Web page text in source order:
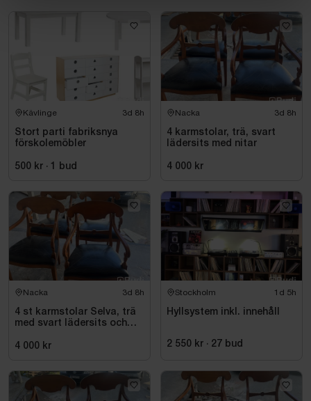
Kävlinge 3d 8h
Stort parti fabriksnya
förskolemöbler
500 kr · 1 bud
Nacka 3d 8h
4 karmstolar, trä, svart
lädersits med nitar
4 000 kr
Nacka 3d 8h
4 st karmstolar Selva, trä
med svart lädersits och
4 000 kr
Stockholm 1d 5h
Hyllsystem inkl. innehåll
2 550 kr · 27 bud